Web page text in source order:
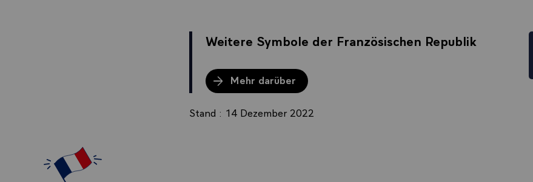
Weitere Symbole der Französischen Republik
Mehr darüber
Stand : 14 Dezember 2022